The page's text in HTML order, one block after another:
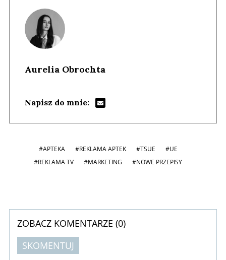
Aurelia Obrochta
Napisz do mnie:
#APTEKA #REKLAMA APTEK #TSUE
#UE
#REKLAMA TV
#MARKETING #NOWE PRZEPISY
ZOBACZ KOMENTARZE (0)
SKOMENTUJ